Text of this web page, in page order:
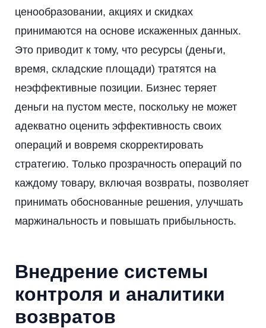
ценообразовании, акциях и скидках
принимаются на основе искаженных данных.
Это приводит к тому, что ресурсы (деньги,
время, складские площади) тратятся на
неэффективные позиции. Бизнес теряет
деньги на пустом месте, поскольку не может
адекватно оценить эффективность своих
операций и вовремя скорректировать
стратегию. Только прозрачность операций по
каждому товару, включая возвраты, позволяет
принимать обоснованные решения, улучшать
маржинальность и повышать прибыльность.
Внедрение системы
контроля и аналитики
возвратов